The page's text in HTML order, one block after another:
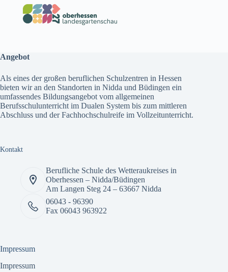
Angebot
Als eines der großen beruflichen Schulzentren in Hessen
bieten wir an den Standorten in Nidda und Büdingen ein
umfassendes Bildungsangebotvom allgemeinen
Berufsschulunterricht im Dualen System bis zum mittleren
Abschluss und der Fachhochschulreife im Vollzeitunterricht.
Kontakt
Berufliche Schule des Wetteraukreises in
Oberhessen – Nidda/Büdingen
Am Langen Steg 24 – 63667 Nidda
06043 - 96390
Fax 06043 963922
Impressum
Impressum